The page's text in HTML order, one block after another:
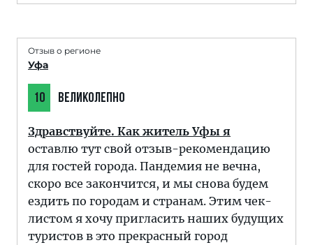
Отзыв о регионе
Уфа
10 ВЕЛИКОЛЕПНО
Здравствуйте. Как житель Уфы я
оставлю тут свой отзыв-рекомендацию
для гостей города. Пандемия не вечна,
скоро все закончится, и мы снова будем
ездить по городам и странам. Этим чек-
листом я хочу пригласить наших будущих
туристов в это прекрасный город